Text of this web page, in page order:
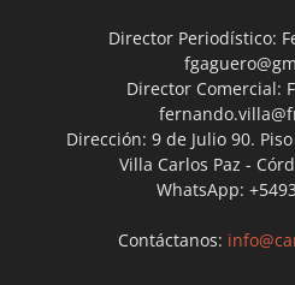
Director Periodístico:
Director Comercial:
Dirección: 9 de Julio 90.
Villa Carlos Paz -
WhatsApp:
Contáctanos: